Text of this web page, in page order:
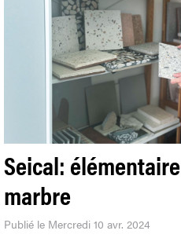
Seical:
marbre
Publié le Mercredi 10 avr. 2024